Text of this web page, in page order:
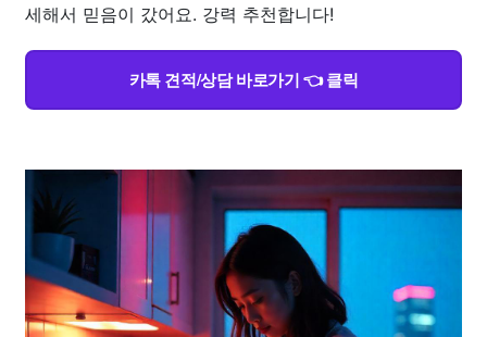
세해서 믿음이 갔어요. 강력 추천합니다!
카톡 견적/상담 바로가기 👈 클릭